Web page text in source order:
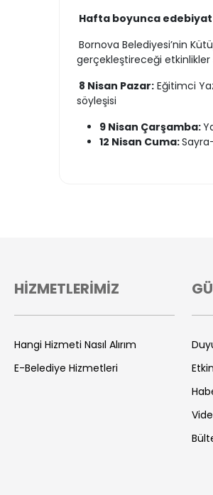
Hafta boyunca
Bornova Belediyesi’nin
gerçekleştireceği etkinlikler
8 Nisan Pazar:Eğitimci
söyleşisi
9 Nisan Çarşamba:
12 Nisan Cuma:
HİZMETLERİMİZ
Hangi Hizmeti Nasıl Alırım
E-Belediye Hizmetleri